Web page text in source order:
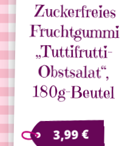
Zuckerfreies
Fruchtgummi
„Tuttifrutti-
Obstsalat“,
180g-Beutel
3,99€